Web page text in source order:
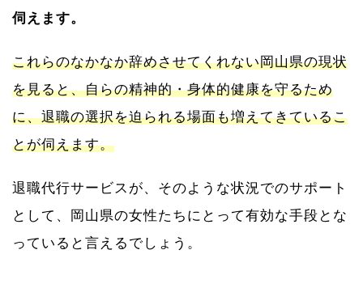
伺えます。
これらのなかなか辞めさせてくれない岡山県の現状
を見ると、自らの精神的・身体的健康を守るため
に、退職の選択を迫られる場面も増えてきているこ
とが伺えます。
退職代行サービスが、そのような状況でのサポート
として、岡山県の女性たちにとって有効な手段とな
っていると言えるでしょう。